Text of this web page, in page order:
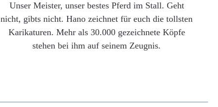
Unser Meister, unser bestes Pferd im Stall. Geht
nicht, gibts nicht. Hano zeichnet für euch die tollsten
Karikaturen. Mehr als 30.000 gezeichnete Köpfe
stehen bei ihm auf seinem Zeugnis.